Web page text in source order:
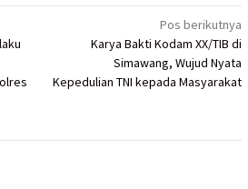
Pos berikutnya
Karya Bakti Kodam XX/TIB di
Simawang, Wujud Nyata
Kepedulian TNI kepada Masyarakat